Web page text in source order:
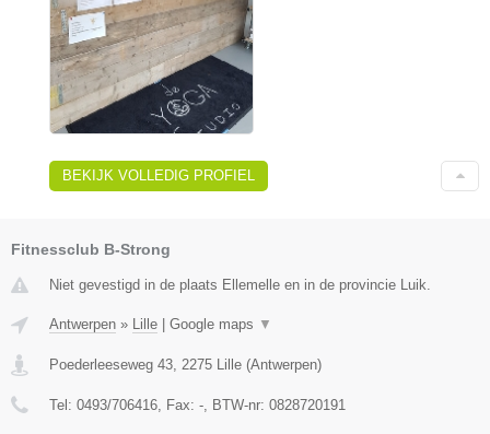
BEKIJK VOLLEDIG PROFIEL
Fitnessclub B-Strong
Niet gevestigd in de plaats Ellemelle en in de provincie Luik.
Antwerpen » Lille Google maps ▼
Poederleeseweg 43, 2275 Lille (Antwerpen)
Tel: 0493/706416, Fax: -, BTW-nr: 0828720191